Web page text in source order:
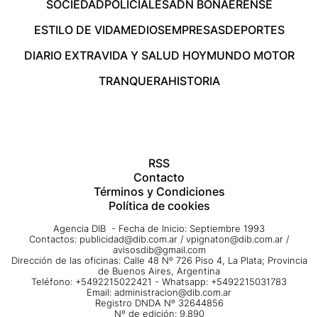
SOCIEDADPOLICIALESADN BONAERENSE
ESTILO DE VIDAMEDIOSEMPRESASDEPORTES
DIARIO EXTRAVIDA Y SALUD HOYMUNDO MOTOR
TRANQUERAHISTORIA
RSS
Contacto
Términos y Condiciones
Política de cookies
Agencia DIB - Fecha de Inicio: Septiembre 1993
Contactos: publicidad@dib.com.ar / vpignaton@dib.com.ar /
avisosdib@gmail.com
Dirección de las oficinas: Calle 48 Nº 726 Piso 4, La Plata; Provincia
de Buenos Aires, Argentina
Teléfono: +5492215022421 - Whatsapp: +5492215031783
Email: administracion@dib.com.ar
Registro DNDA Nº 32644856
Nº de edición: 9.890